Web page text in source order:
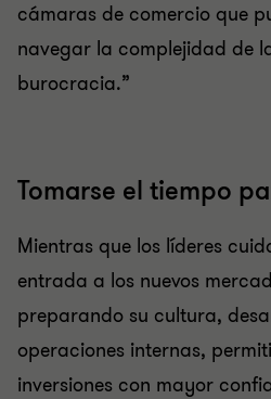
cámaras de comercio que
navegar la complejidad de
burocracia.”
Tomarse el tiempo
Mientras que los líderes
entrada a los nuevos
preparando su cultura,
operaciones internas,
inversiones con mayor